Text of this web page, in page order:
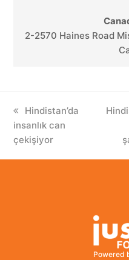
2-2570 Haines Road
previous
post:
Hindistan’da
insanlık can
çekişiyor
next
Powered